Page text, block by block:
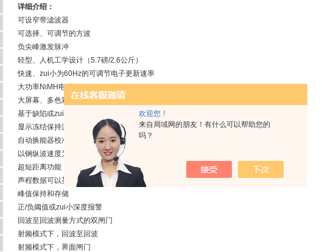
欢迎您！
来自局域网的朋友！有什么可以帮助您的
吗？
详细介绍：
可设窄带滤波器
可选择、可调节的方波
负尖峰激发脉冲
轻型、人机工学设计（5.7磅/2.6公斤）
快速、zui小为60Hz的可调节电子更新速率
大功率NiMH电池
大屏幕、多色彩液晶显示器，可全屏/分屏显示
基于缺陷或zui小深度报警条件，动态波形色彩变化改变波形色彩
显示冻结保持波形和声程数据
自动换能器校准
以钢纵波速度为准，400 英寸（10,000毫米）全屏显示范围
超短距离功能（以钢纵波速度为准，0.038英寸或1毫米）
声程数据可以英寸、毫米或微秒方式显示
峰值保持和存储
正/负阈值或zui小深度报警
回波至回波测量方式的双闸门
射频模式下，回波至回波
射频模式下，界面闸门